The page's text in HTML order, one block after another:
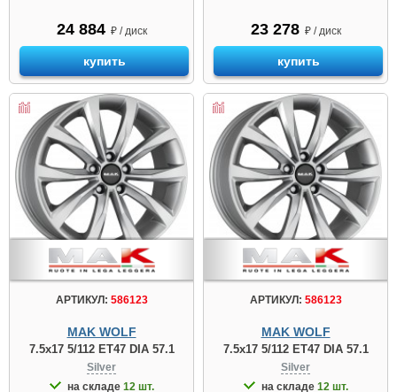
24 884 ₽ / диск
купить
23 278 ₽ / диск
купить
АРТИКУЛ: 586123
MAK WOLF
7.5x17 5/112 ET47 DIA 57.1
Silver
на складе 12 шт.
АРТИКУЛ: 586123
MAK WOLF
7.5x17 5/112 ET47 DIA 57.1
Silver
на складе 12 шт.